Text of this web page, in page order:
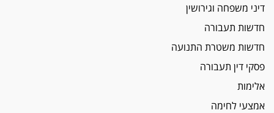
דיני משפחה וגירושין
חדשות תעבורה
חדשות משטרת התנועה
פסקי דין תעבורה
אלימות
אמצעי לחימה